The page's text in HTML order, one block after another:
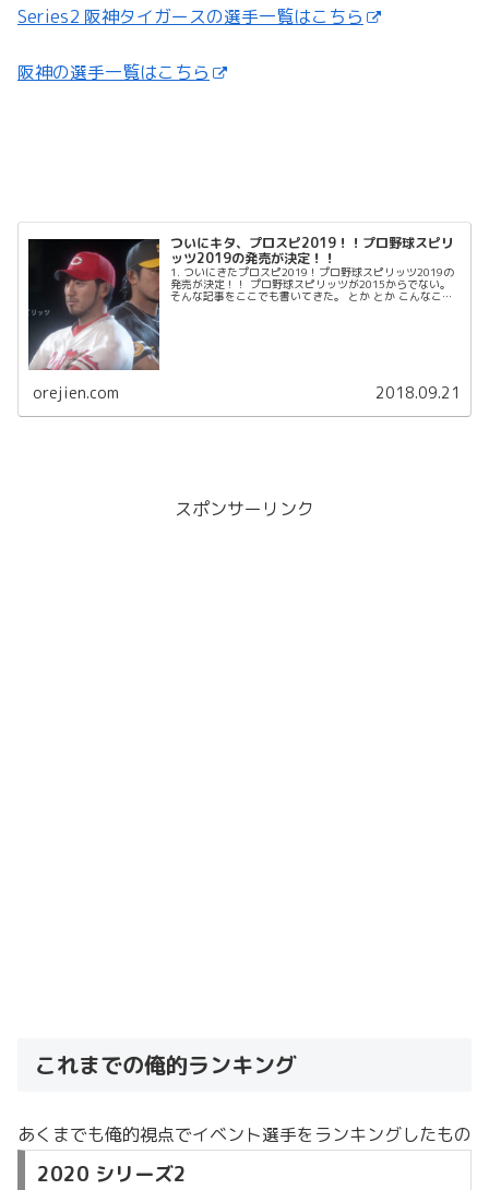
Series2 阪神タイガースの選手一覧はこちら
阪神の選手一覧はこちら
ついにキタ、プロスピ2019！！プロ野球スピリ
ッツ2019の発売が決定！！
1. ついにきたプロスピ2019！プロ野球スピリッツ2019の
発売が決定！！ プロ野球スピリッツが2015からでない。
そんな記事をここでも書いてきた。 とか とか こんなこと
orejien.com 2018.09.21
スポンサーリンク
これまでの俺的ランキング
あくまでも俺的視点でイベント選手をランキングしたもの
2020 シリーズ2